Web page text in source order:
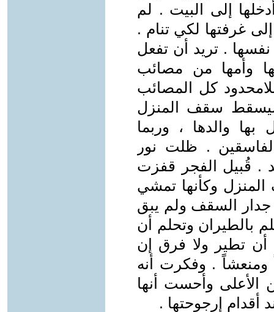
إلى البيت . لم
غرفتها لكي تنام .
. تريد أن تفعل
وأمها من مصائب
كل المصائب
سقف المنزل
والدها ، وربما
. ظلت نور
. قُبيل الفجر قفزت
وكأنها تمشي
السقف ولم يبق
بالطيران وتحلم أن
أن تطير ولا فرق إن
ومنعشاً . وفكرت أنه
وأحست أنها
إرجوحتها .